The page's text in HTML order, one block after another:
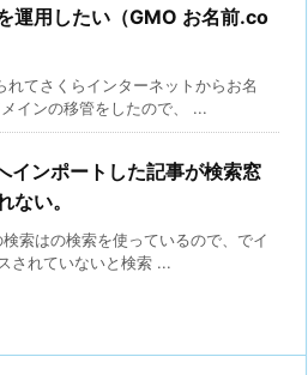
運用したい（GMO お名前.co
れてさくらインターネットからお名
インの移管をしたので、 ...
インポートした記事が検索窓
ない。
索はの検索を使っているので、でイ
されていないと検索 ...